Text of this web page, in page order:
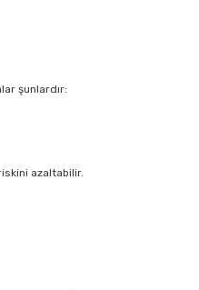
şunlardır:
azaltabilir.